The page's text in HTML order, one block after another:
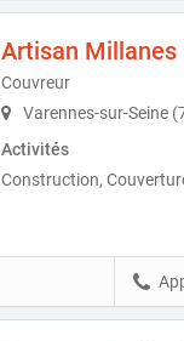
Artisan Millanes
Couvreur
Varennes-sur-Seine
Activités
Construction,